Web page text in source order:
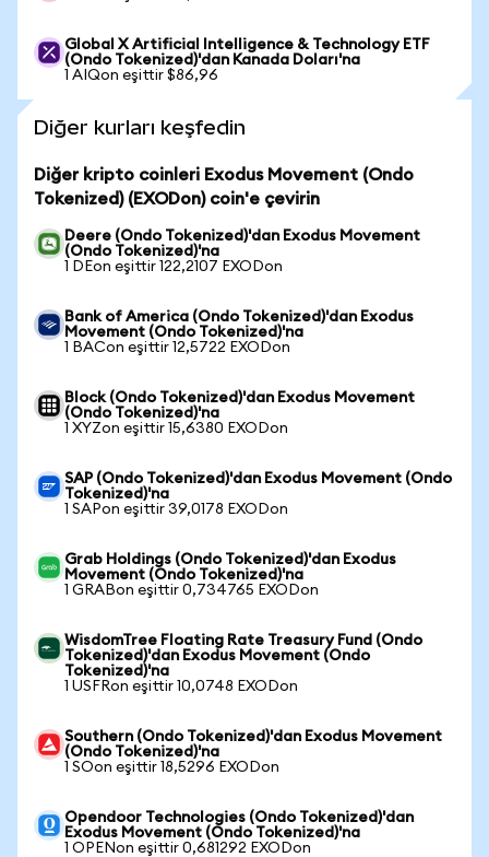
Global X Artificial Intelligence & Technology ETF
(Ondo Tokenized)'dan Kanada Doları'na
1 AIQon eşittir $86,96
Diğer kurları keşfedin
Diğer kripto coinleri Exodus Movement (Ondo
Tokenized) (EXODon) coin'e çevirin
Deere (Ondo Tokenized)'dan Exodus Movement
(Ondo Tokenized)'na
1 DEon eşittir 122,2107 EXODon
Bank of America (Ondo Tokenized)'dan Exodus
Movement (Ondo Tokenized)'na
1 BACon eşittir 12,5722 EXODon
Block (Ondo Tokenized)'dan Exodus Movement
(Ondo Tokenized)'na
1 XYZon eşittir 15,6380 EXODon
SAP (Ondo Tokenized)'dan Exodus Movement (Ondo
Tokenized)'na
1 SAPon eşittir 39,0178 EXODon
Grab Holdings (Ondo Tokenized)'dan Exodus
Movement (Ondo Tokenized)'na
1 GRABon eşittir 0,734765 EXODon
WisdomTree Floating Rate Treasury Fund (Ondo
Tokenized)'dan Exodus Movement (Ondo
Tokenized)'na
1 USFRon eşittir 10,0748 EXODon
Southern (Ondo Tokenized)'dan Exodus Movement
(Ondo Tokenized)'na
1 SOon eşittir 18,5296 EXODon
Opendoor Technologies (Ondo Tokenized)'dan
Exodus Movement (Ondo Tokenized)'na
1 OPENon eşittir 0,681292 EXODon